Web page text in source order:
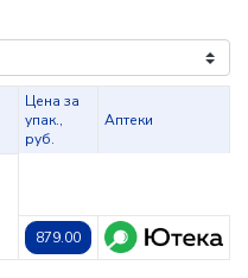
Цена за
упак.,
руб.
Аптеки
879.00